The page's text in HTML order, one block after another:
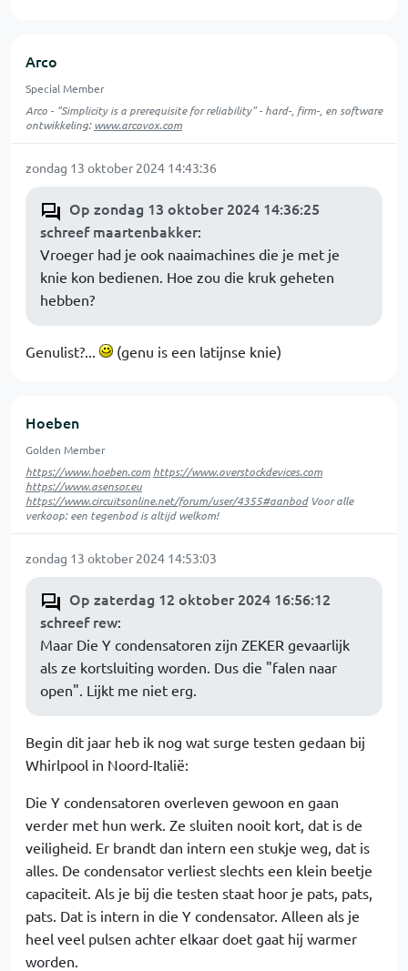
Arco
Special Member
Arco - "Simplicity is a prerequisite for reliability" - hard-, firm-, en software
ontwikkeling:www.arcovox.com
zondag 13 oktober 2024 14:43:36
Op zondag 13 oktober 2024 14:36:25
schreef maartenbakker:
Vroeger had je ook naaimachines die je met je
knie kon bedienen. Hoe zou die kruk geheten
hebben?
Genulist?... (genu is een latijnse knie)
Hoeben
Golden Member
https://www.hoeben.com https://www.overstockdevices.com
https://www.asensor.eu
https://www.circuitsonline.net/forum/user/4355#aanbodVoor alle
verkoop: een tegenbod is altijd welkom!
zondag 13 oktober 2024 14:53:03
Op zaterdag 12 oktober 2024 16:56:12
schreef rew:
Maar Die Y condensatoren zijn ZEKER gevaarlijk
als ze kortsluiting worden. Dus die "falen naar
open". Lijkt me niet erg.
Begin dit jaar heb ik nog wat surge testen gedaan bij
Whirlpool in Noord-Italië:
Die Y condensatoren overleven gewoon en gaan
verder met hun werk. Ze sluiten nooit kort, dat is de
veiligheid. Er brandt dan intern een stukje weg, dat is
alles. De condensator verliest slechts een klein beetje
capaciteit. Als je bij die testen staat hoor je pats, pats,
pats. Dat is intern in die Y condensator. Alleen als je
heel veel pulsen achter elkaar doet gaat hij warmer
worden.